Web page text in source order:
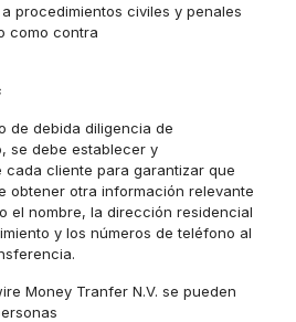
procedimientos civiles y penales
como contra
de debida diligencia de
se debe establecer y
cliente para garantizar que
obtener otra información relevante
el nombre, la dirección residencial
y los números de teléfono al
Money Tranfer N.V. se pueden